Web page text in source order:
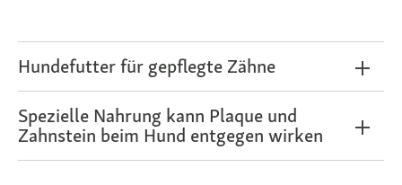
Hundefutter für gepflegte Zähne
Spezielle Nahrung kann Plaque und
Zahnstein beim Hund entgegen wirken